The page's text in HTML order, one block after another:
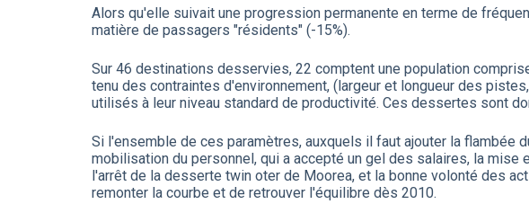
Alors qu'elle suivait une progression permanente en terme de
matière de passagers "résidents" (-15%).
Sur 46 destinations desservies, 22 comptent une population
tenu des contraintes d'environnement, (largeur et longueur des
utilisés à leur niveau standard de productivité. Ces dessertes sont
Si l'ensemble de ces paramètres, auxquels il faut ajouter la flambée
mobilisation du personnel, qui a accepté un gel des salaires, la
l'arrêt de la desserte twin oter de Moorea, et la bonne volonté des
remonter la courbe et de retrouver l'équilibre dès 2010.